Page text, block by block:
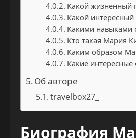
Какой жизненный
Какой
Какими навыками
Кто такая Мария
Каким образом
Какие
Об авторе
travelbox27_
Биография